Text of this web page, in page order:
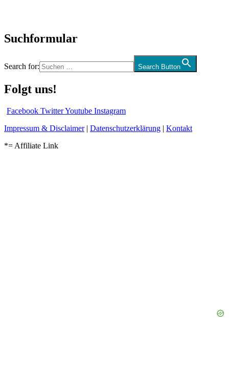
Suchformular
Search for: Search Button
Folgt uns!
Facebook TwitterYoutube Instagram
Impressum & Disclaimer| Datenschutzerklärung | Kontakt
*= Affiliate Link